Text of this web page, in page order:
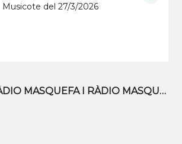
Musicote del 27/3/2026
L'EQUIP DE RÀDIO MASQUEFA I RÀDIO MASQUEFA TV